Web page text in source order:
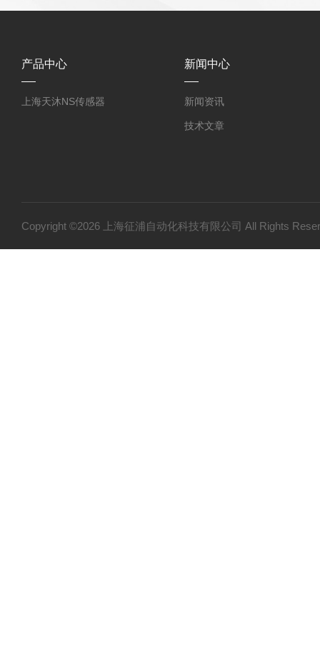
产品中心
上海天沐NS传感器
新闻中心
新闻资讯
技术文章
Copyright ©2026 上海征浦自动化科技有限公司 All Rights